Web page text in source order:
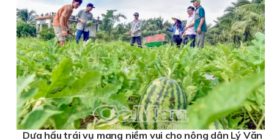
Dưa hấu trái vụ mang niềm vui cho nông dân Lý Văn